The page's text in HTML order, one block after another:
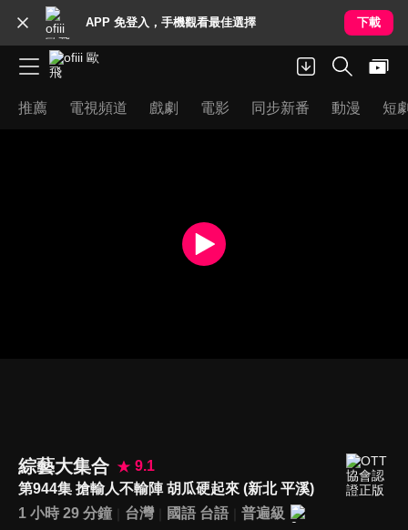
APP 免登入，手機觀看最佳選擇 下載
推薦 電視頻道 戲劇 電影 同步新番 動漫 短
綜藝大集合
9.1
第944集 搶輸人不輸陣 胡瓜硬起來 (新北 平溪)
1 小時 29 分鐘
台灣 國語 台語
普遍級